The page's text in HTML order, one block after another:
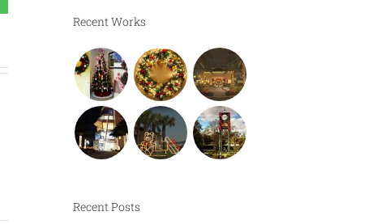
Recent Works
Recent Posts